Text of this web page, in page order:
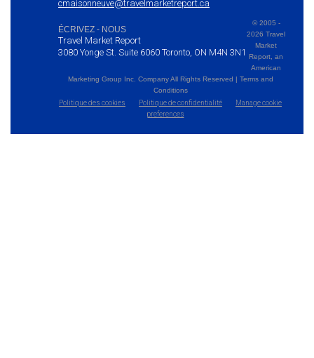
cmaisonneuve@travelmarketreport.ca
ÉCRIVEZ - NOUS
Travel Market Report
3080 Yonge St. Suite 6060 Toronto, ON M4N 3N1
© 2005 -
2026 Travel
Market
Report, an
American
Marketing Group Inc. Company All Rights Reserved | Terms and
Conditions
Politique des cookies
Politique de confidentialité
Manage cookie
preferences